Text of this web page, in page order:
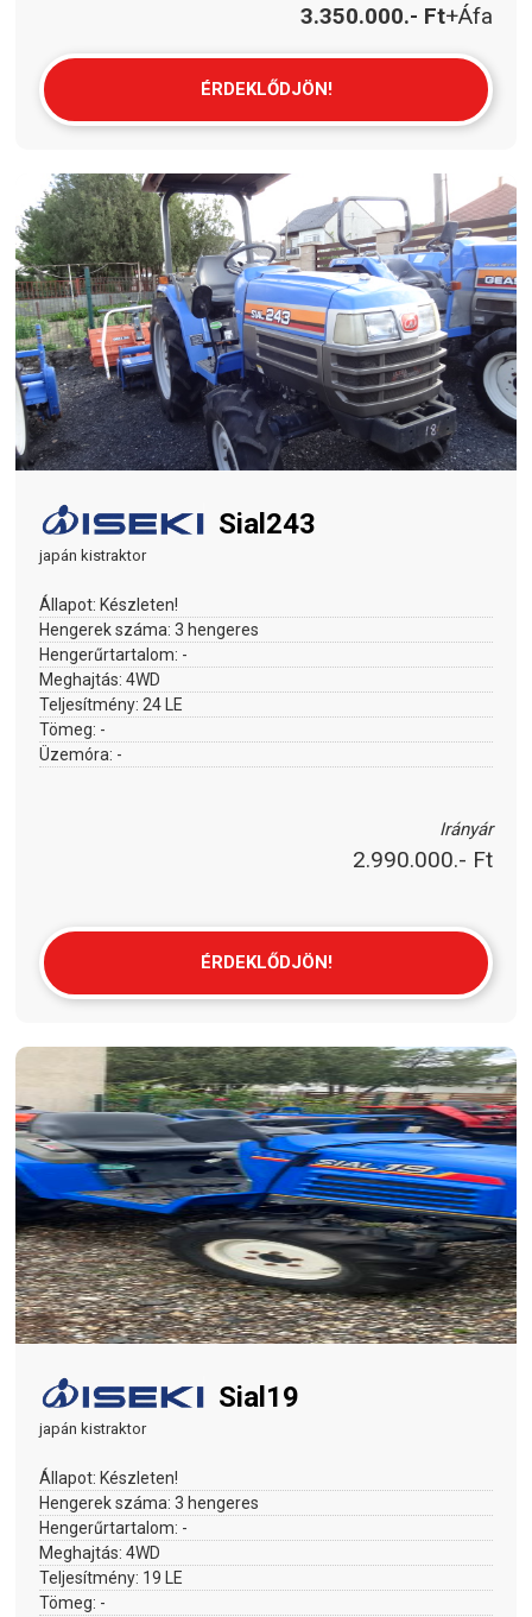
3.350.000.- Ft+Áfa
ÉRDEKLŐDJÖN!
Sial243
japán kistraktor
Állapot: Készleten!
Hengerek száma:3 hengeres
Hengerűrtartalom: -
Meghajtás:4WD
Teljesítmény: 24 LE
Tömeg: -
Üzemóra: -
Irányár
2.990.000.- Ft
ÉRDEKLŐDJÖN!
Sial19
japán kistraktor
Állapot: Készleten!
Hengerek száma:3 hengeres
Hengerűrtartalom: -
Meghajtás:4WD
Teljesítmény: 19 LE
Tömeg: -